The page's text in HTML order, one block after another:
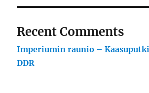
Recent Comments
Imperiumin raunio – Kaasuputki
DDR